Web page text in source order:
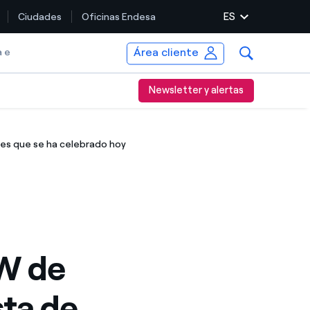
Ciudades Oficinas Endesa ES
e Área cliente
Newsletter y alertas
que se ha celebrado hoy
de